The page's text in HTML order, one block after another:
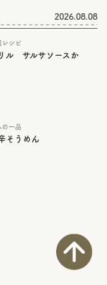
2026.08.08
シピ
ル サルサソースか
一品
そうめん